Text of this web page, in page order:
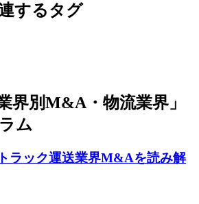
するタグ
界別M&A・物流業界」
ム
ラック運送業界M&Aを読み解